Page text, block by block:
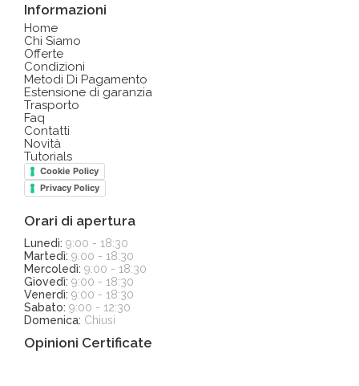
Informazioni
Home
Chi Siamo
Offerte
Condizioni
Metodi Di Pagamento
Estensione di garanzia
Trasporto
Faq
Contatti
Novità
Tutorials
Cookie Policy
Privacy Policy
Orari di apertura
Lunedì: 9:00 - 18:30
Martedì: 9:00 - 18:30
Mercoledì: 9:00 - 18:30
Giovedì: 9:00 - 18:30
Venerdì: 9:00 - 18:30
Sabato: 9:00 - 12:30
Domenica: Chiusi
Opinioni Certificate